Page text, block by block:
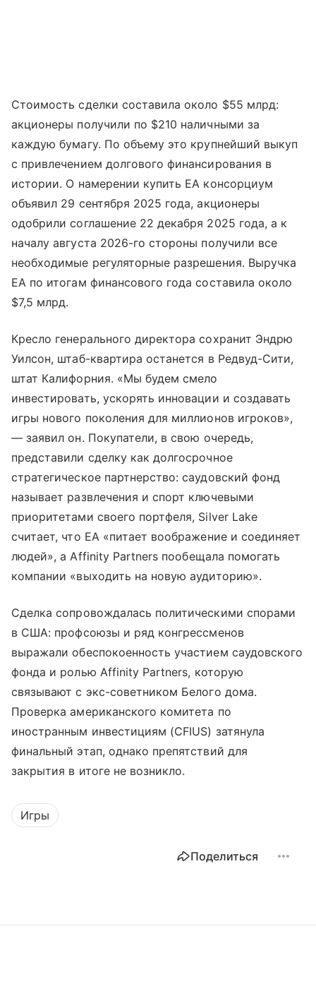
Стоимость сделки составила около $55 млрд:
акционеры получили по $210 наличными за
каждую бумагу. По объему это крупнейший выкуп
с привлечением долгового финансирования в
истории. О намерении купить EA консорциум
объявил 29 сентября 2025 года, акционеры
одобрили соглашение 22 декабря 2025 года, а к
началу августа 2026-го стороны получили все
необходимые регуляторные разрешения. Выручка
EA по итогам финансового года составила около
$7,5 млрд.
Кресло генерального директора сохранит Эндрю
Уилсон, штаб-квартира останется в Редвуд-Сити,
штат Калифорния. «Мы будем смело
инвестировать, ускорять инновации и создавать
игры нового поколения для миллионов игроков»,
— заявил он. Покупатели, в свою очередь,
представили сделку как долгосрочное
стратегическое партнерство: саудовский фонд
называет развлечения и спорт ключевыми
приоритетами своего портфеля, Silver Lake
считает, что EA «питает воображение и соединяет
людей», а Affinity Partners пообещала помогать
компании «выходить на новую аудиторию».
Сделка сопровождалась политическими спорами
в США: профсоюзы и ряд конгрессменов
выражали обеспокоенность участием саудовского
фонда и ролью Affinity Partners, которую
связывают с экс-советником Белого дома.
Проверка американского комитета по
иностранным инвестициям (CFIUS) затянула
финальный этап, однако препятствий для
закрытия в итоге не возникло.
Игры
Поделиться